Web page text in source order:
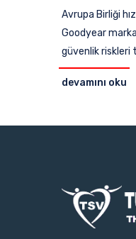
Avrupa Birliği
Goodyear
güvenlik riskleri
devamını oku